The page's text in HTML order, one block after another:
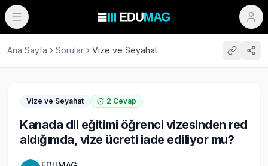
Ana Sayfa Sorular Vize ve Seyahat
Vize ve Seyahat 2 Cevap
Kanada dil eğitimi öğrenci vizesinden red
aldığımda, vize ücreti iade ediliyor mu?